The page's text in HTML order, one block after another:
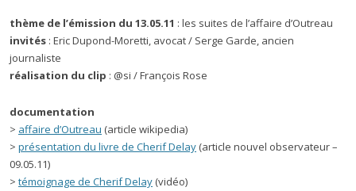
thème de l’émission du 13.05.11 : les suites de l’affaire d’Outreau
invités : Eric Dupond-Moretti, avocat / Serge Garde, ancien
journaliste
réalisation du clip : @si / François Rose
documentation
> affaire d’Outreau (article wikipedia)
> présentation du livre de Cherif Delay (article nouvel observateur –
09.05.11)
> témoignage de Cherif Delay (vidéo)